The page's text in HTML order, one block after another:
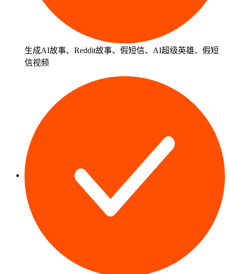
生成AI故事、 Reddit故事、假短信、AI超级英雄、假短
信视频